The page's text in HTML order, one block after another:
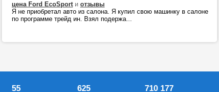
цена Ford EcoSportи отзывы
Я не приобретал авто из салона. Я купил свою машинку в салоне
по программе трейд ин. Взял подержа...
55 625 710 177